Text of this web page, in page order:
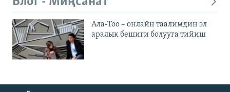
Ала-Тоо – онлайн таалимдин эл
аралык бешиги болууга тийиш